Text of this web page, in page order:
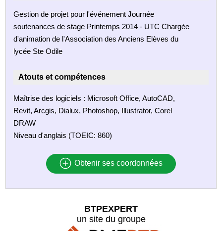
Gestion de projet pour l'événement Journée
soutenances de stage Printemps 2014 - UTC Chargée
d'animation de l'Association des Anciens Elèves du
lycée Ste Odile
Atouts et compétences
Maîtrise des logiciels : Microsoft Office, AutoCAD,
Revit, Arcgis, Dialux, Photoshop, Illustrator, Corel
DRAW
Niveau d'anglais (TOEIC: 860)
Obtenir ses coordonnées
BTPEXPERT
un site du groupe